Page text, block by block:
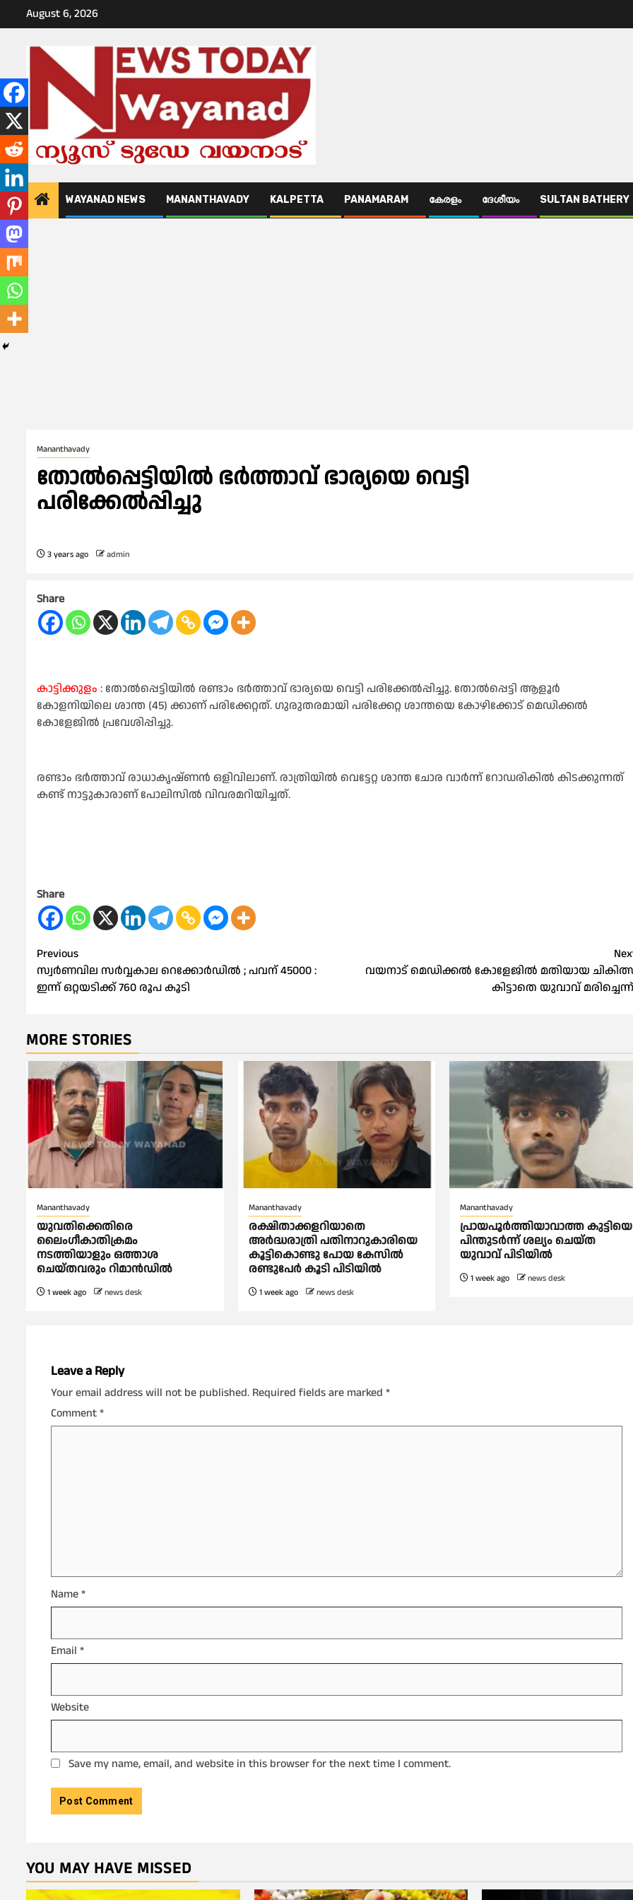
to
August 6, 2026
WAYANAD NEWS MANANTHAVADY KALPETTA PANAMARAM കേരളം ദേശീയം SULTAN BATHERY
Mananthavady
തോൽപ്പെട്ടിയിൽ ഭർത്താവ് ഭാര്യയെ വെട്ടി
പരിക്കേൽപ്പിച്ചു
3 years ago admin
Share
കാട്ടിക്കുളം : തോൽപ്പെട്ടിയിൽ രണ്ടാം ഭർത്താവ് ഭാര്യയെ വെട്ടി പരിക്കേൽപ്പിച്ചു. തോൽപ്പെട്ടി ആളൂർ
കോളനിയിലെ ശാന്ത (45) ക്കാണ് പരിക്കേറ്റത്. ഗുരുതരമായി പരിക്കേറ്റ ശാന്തയെ കോഴിക്കോട് മെഡിക്കൽ
കോളേജിൽ പ്രവേശിപ്പിച്ചു.
രണ്ടാം ഭർത്താവ് രാധാകൃഷ്ണൻ ഒളിവിലാണ്. രാത്രിയിൽ വെട്ടേറ്റ ശാന്ത ചോര വാർന്ന് റോഡരികിൽ കിടക്കുന്നത്
കണ്ട് നാട്ടുകാരാണ് പോലിസിൽ വിവരമറിയിച്ചത്.
Share
Post
navigation
Previous
സ്വർണവില സർവ്വകാല റെക്കോർഡിൽ ; പവന് 45000 :
ഇന്ന് ഒറ്റയടിക്ക് 760 രൂപ കൂടി
വയനാട് മെഡിക്കല്‍ കോളേജില്‍ മതിയായ
കിട്ടാതെ യുവാവ്
MORE STORIES
Mananthavady
യുവതിക്കെതിരെ
ലൈംഗീകാതിക്രമം
നടത്തിയാളും ഒത്താശ
ചെയ്തവരും റിമാൻഡിൽ
1 week ago news desk
Mananthavady
രക്ഷിതാക്കളറിയാതെ
അര്‍ദ്ധരാത്രി പതിനാറുകാരിയെ
കൂട്ടികൊണ്ടു പോയ കേസില്‍
രണ്ടുപേര്‍ കൂടി പിടിയില്‍
1 week ago news desk
Mananthavady
പ്രായപൂർത്തിയാവാത്ത കുട്ടിയെ
പിന്തുടർന്ന് ശല്യം ചെയ്ത
യുവാവ് പിടിയിൽ
1 week ago news desk
Leave a Reply
Your email address will not be published. Required fields are marked *
Comment*
Name*
Email *
Website
Save my name, email, and website in this browser for the next time I comment.
YOU MAY HAVE MISSED